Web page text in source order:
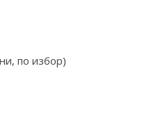
по избор)